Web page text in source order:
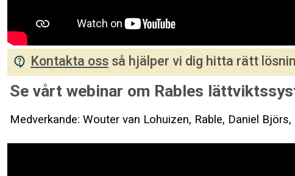
Kontakta oss så hjälper vi dig hitta rätt
Se vårt webinar om Rables
Medverkande: Wouter van Lohuizen, Rable, Daniel Björs,